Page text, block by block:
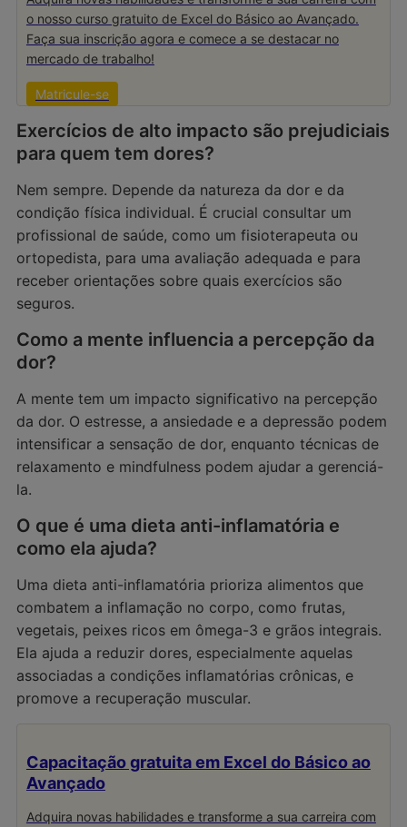
o nosso curso gratuito de Excel do Básico ao Avançado.
Faça sua inscrição agora e comece a se destacar no
mercado de trabalho!
Matricule-se
Exercícios de alto impacto são prejudiciais
para quem tem dores?
Nem sempre. Depende da natureza da dor e da
condição física individual. É crucial consultar um
profissional de saúde, como um fisioterapeuta ou
ortopedista, para uma avaliação adequada e para
receber orientações sobre quais exercícios são
seguros.
Como a mente influencia a percepção da
dor?
A mente tem um impacto significativo na percepção
da dor. O estresse, a ansiedade e a depressão podem
intensificar a sensação de dor, enquanto técnicas de
relaxamento e mindfulness podem ajudar a gerenciá-
la.
O que é uma dieta anti-inflamatória e
como ela ajuda?
Uma dieta anti-inflamatória prioriza alimentos que
combatem a inflamação no corpo, como frutas,
vegetais, peixes ricos em ômega-3 e grãos integrais.
Ela ajuda a reduzir dores, especialmente aquelas
associadas a condições inflamatórias crônicas, e
promove a recuperação muscular.
Capacitação gratuita em Excel do Básico ao
Avançado
Adquira novas habilidades e transforme a sua carreira com